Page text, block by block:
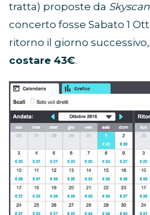
tratta) proposte da
concerto fosse Sabato 1
ritorno il giorno successivo,
costare 43€.